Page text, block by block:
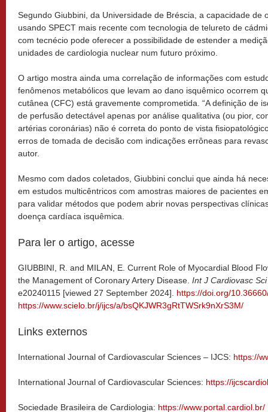
Segundo Giubbini, da Universidade de Bréscia, a capacidade de
usando SPECT mais recente com tecnologia de telureto de
com tecnécio pode oferecer a possibilidade de estender a
unidades de cardiologia nuclear num futuro próximo.
O artigo mostra ainda uma correlação de informações com
fenômenos metabólicos que levam ao dano isquêmico ocorrem
cutânea (CFC) está gravemente comprometida. “A definição de
de perfusão detectável apenas por análise qualitativa (ou pior,
artérias coronárias) não é correta do ponto de vista
erros de tomada de decisão com indicações errôneas para
autor.
Mesmo com dados coletados, Giubbini conclui que ainda há
em estudos multicêntricos com amostras maiores de pacientes
para validar métodos que podem abrir novas perspectivas
doença cardíaca isquêmica.
Para ler o artigo, acesse
GIUBBINI, R. and MILAN, E. Current Role of Myocardial Blood
the Management of Coronary Artery Disease. Int J Cardiovasc Sci
e20240115 [viewed 27 September 2024]. https://doi.org/
https://www.scielo.br/j/ijcs/a/bsQKJWR3gRtTWSrk9nXrS3M/
Links externos
International Journal of Cardiovascular Sciences – IJCS: https://
International Journal of Cardiovascular Sciences: https://
Sociedade Brasileira de Cardiologia: https://www.portal.cardiol.br/